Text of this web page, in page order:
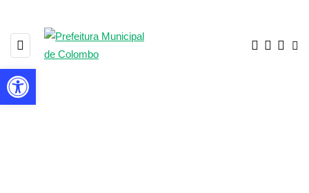
Barra de Ferramentas Aberta